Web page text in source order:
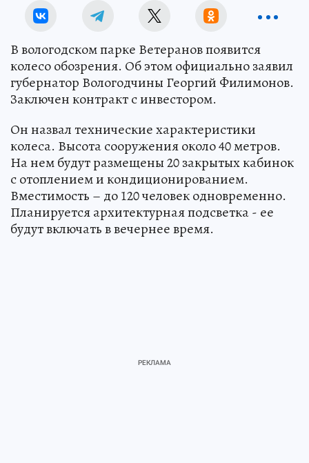
В вологодском парке Ветеранов появится
колесо обозрения. Об этом официально заявил
губернатор Вологодчины Георгий Филимонов.
Заключен контракт с инвестором.
Он назвал технические характеристики
колеса. Высота сооружения около 40 метров.
На нем будут размещены 20 закрытых кабинок
с отоплением и кондиционированием.
Вместимость – до 120 человек одновременно.
Планируется архитектурная подсветка - ее
будут включать в вечернее время.